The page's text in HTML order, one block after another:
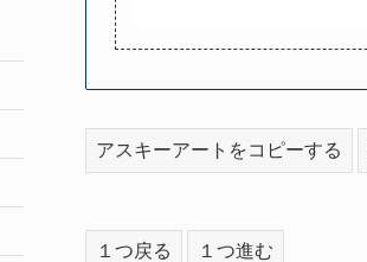
アスキーアートをコピーする
１つ戻る １つ進む